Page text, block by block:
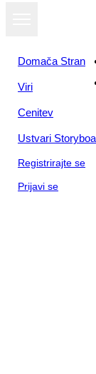
Domača Stran
Viri
Cenitev
Ustvari
Registrirajte se
Prijavi se
Oglejte si kot
diaprojekcijo